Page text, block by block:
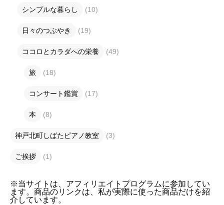
シンプルな暮らし (10)
日々のつぶやき (19)
ココロとカラダへの栄養 (49)
旅 (18)
コンサート鑑賞 (17)
本 (8)
神戸北町しばたピアノ教室 (3)
ご挨拶 (1)
※当サイトは、アフィリエイトプログラムに参加してい
ます。商品のリンクは、私が実際に使った商品だけを紹
介しています。